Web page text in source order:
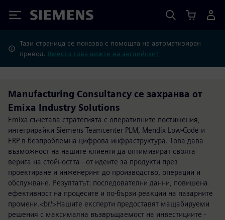
Siemens
Тази страница се показва с помощта на автоматизиран
превод. Вместо това вижте на английски?
Manufacturing Consultancy се захранва от
Emixa Industry Solutions
Emixa съчетава стратегията с оперативните постижения,
интегрирайки Siemens Teamcenter PLM, Mendix Low-Code и
ERP в безпроблемна цифрова инфраструктура. Това дава
възможност на нашите клиенти да оптимизират своята
верига на стойността - от идеите за продукти през
проектиране и инженеринг до производство, операции и
обслужване. Резултатът: последователни данни, повишена
ефективност на процесите и по-бързи реакции на пазарните
промени.<br/>Нашите експерти предоставят мащабируеми
решения с максимална възвръщаемост на инвестициите -